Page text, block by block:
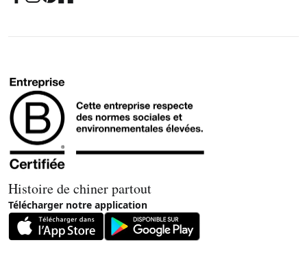
Histoire de chiner partout
Télécharger notre application